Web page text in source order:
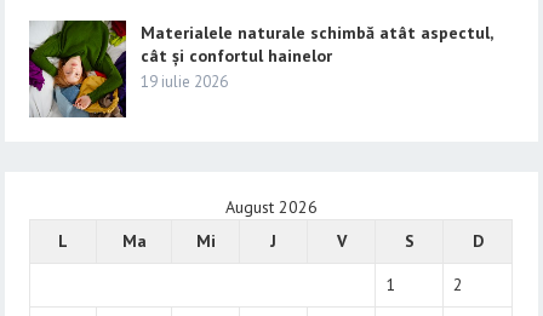
Materialele naturale schimbă atât aspectul,
cât și confortul hainelor
19 iulie 2026
August 2026
L
Ma Mi J V S
D
1
2